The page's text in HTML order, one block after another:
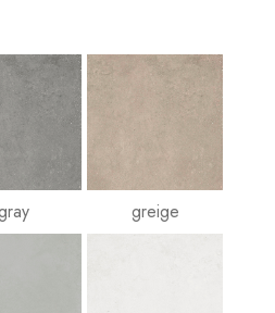
greige